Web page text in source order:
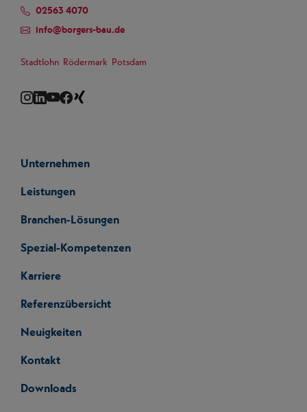
02563 4070
info@borgers-bau.de
Stadtlohn Rödermark Potsdam
Instagram
LinkedIn
YouTube
Facebook
Unternehmen
Leistungen
Branchen-Lösungen
Spezial-Kompetenzen
Karriere
Referenzübersicht
Neuigkeiten
Kontakt
Downloads